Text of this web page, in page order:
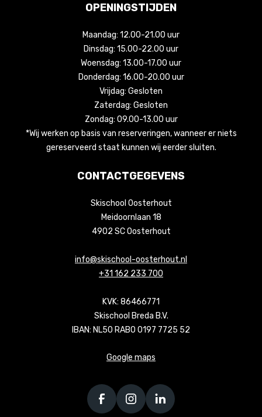
OPENINGSTIJDEN
Maandag: 12.00-21.00 uur
Dinsdag: 15.00-22.00 uur
Woensdag: 13.00-17.00 uur
Donderdag: 16.00-20.00 uur
Vrijdag: Gesloten
Zaterdag: Gesloten
Zondag: 09.00-13.00 uur
*Wij werken op basis van reserveringen, wanneer er niets
gereserveerd staat kunnen wij eerder sluiten.
CONTACTGEGEVENS
Skischool Oosterhout
Meidoornlaan 18
4902 SC Oosterhout
info@skischool-oosterhout.nl
+31 162 233 700
KVK: 86466771
Skischool Breda B.V.
IBAN: NL50 RABO 0197 7725 52
Google maps